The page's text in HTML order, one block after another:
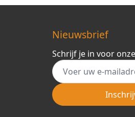
Nieuwsbrief
Schrijf je in voor
E-mail adres